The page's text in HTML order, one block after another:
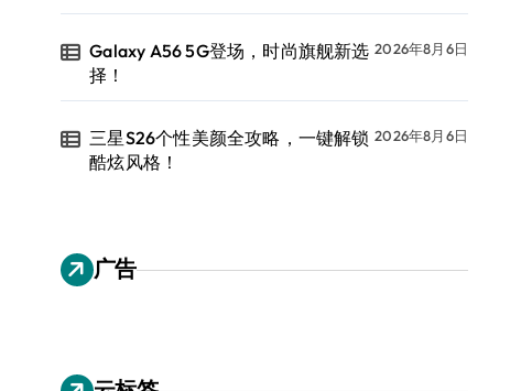
Galaxy A56 5G登场，时尚旗舰新选
择！
2026年8月6日
三星S26个性美颜全攻略，一键解锁
酷炫风格！
2026年8月6日
广告